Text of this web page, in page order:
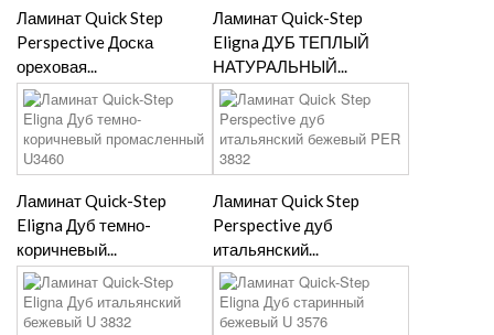
Ламинат Quick Step
Perspective Доска
ореховая...
Ламинат Quick-Step
Eligna ДУБ ТЕПЛЫЙ
НАТУРАЛЬНЫЙ...
Ламинат Quick-Step
Eligna Дуб темно-
коричневый...
Ламинат Quick Step
Perspective дуб
итальянский...